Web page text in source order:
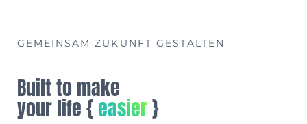
GEMEINSAM ZUKUNFT GESTALTEN
Built to make
your life {easier}